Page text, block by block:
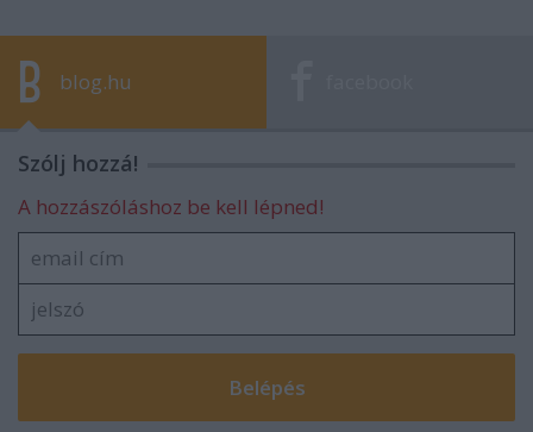
blog.hu
Szólj hozzá!
A hozzászóláshoz be kell lépned!